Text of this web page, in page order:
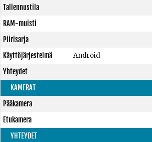
Tallennustila
RAM-muisti
Piirisarja
Käyttöjärjestelmä
Android
Yhteydet
KAMERAT
Pääkamera
Etukamera
YHTEYDET